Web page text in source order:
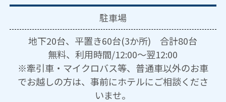
駐車場
地下20台、平置き60台(3か所) 合計80台
無料、利用時間/12:00～翌12:00
※牽引車・マイクロバス等、普通車以外のお車
でお越しの方は、事前にホテルにご相談くださ
いませ。